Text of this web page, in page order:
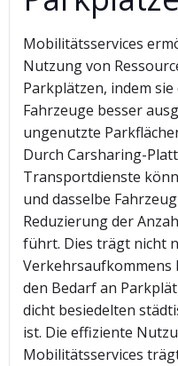
Mobilitätsservices
Nutzung von
Parkplätzen, indem
Fahrzeuge besser
ungenutzte
Durch Carsharing-
Transportdienste
und dasselbe
Reduzierung der
führt. Dies trägt nicht
Verkehrsaufkommens
den Bedarf an
dicht besiedelten
ist. Die effiziente
Mobilitätsservices